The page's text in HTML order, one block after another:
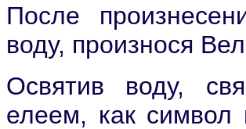
После
воду, произнося В
Освятив воду,
елеем, как символ